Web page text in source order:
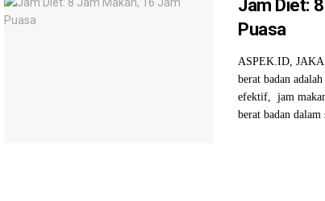
Jam Diet:
Puasa
ASPEK.ID,
berat badan
efektif, jam
berat badan